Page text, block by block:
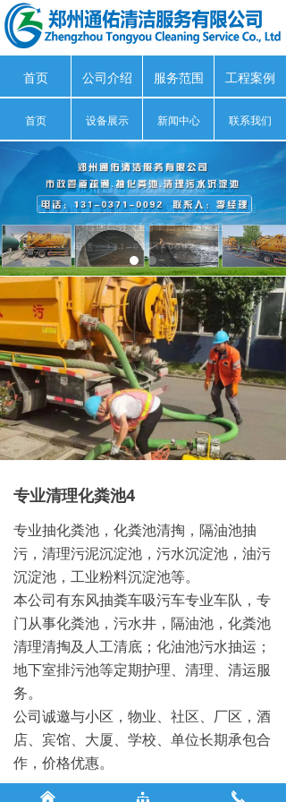
首页 公司介绍 服务范围 工程案例
首页 设备展示 新闻中心 联系我们
专业清理化粪池4
专业抽化粪池，化粪池清掏，隔油池抽
污，清理污泥沉淀池，污水沉淀池，油污
沉淀池，工业粉料沉淀池等。
本公司有东风抽粪车吸污车专业车队，专
门从事化粪池，污水井，隔油池，化粪池
清理清掏及人工清底；化油池污水抽运；
地下室排污池等定期护理、清理、清运服
务。
公司诚邀与小区，物业、社区、厂区，酒
店、宾馆、大厦、学校、单位长期承包合
作，价格优惠。
낀 뀒 끅